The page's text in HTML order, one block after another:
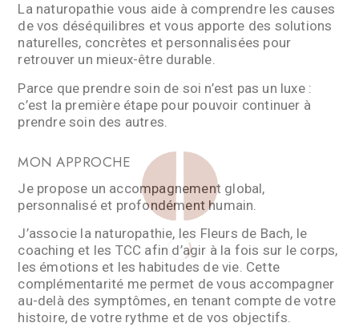
La naturopathie vous aide à comprendre les causes
de vos déséquilibres et vous apporte des solutions
naturelles, concrètes et personnalisées pour
retrouver un mieux-être durable.
Parce que prendre soin de soi n’est pas un luxe :
c’est la première étape pour pouvoir continuer à
prendre soin des autres.
MON APPROCHE
Je propose un accompagnement global,
personnalisé et profondément humain.
J’associe la naturopathie, les Fleurs de Bach, le
coaching et les TCC afin d’agir à la fois sur le corps,
les émotions et les habitudes de vie. Cette
complémentarité me permet de vous accompagner
au-delà des symptômes, en tenant compte de votre
histoire, de votre rythme et de vos objectifs.